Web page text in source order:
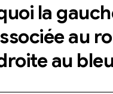
la
au
au